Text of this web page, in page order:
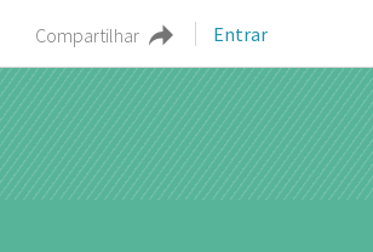
Compartilhar Entrar